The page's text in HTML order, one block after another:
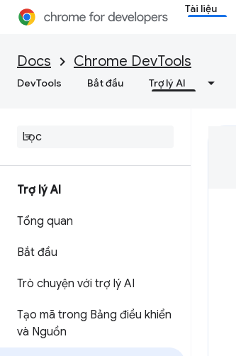
Tài liệu
Docs Chrome DevTools
DevTools Bắt đầu Trợ lý AI
Trợ lý AI
Tổng quan
Bắt đầu
Trò chuyện với trợ lý AI
Tạo mã trong Bảng điều khiển
và Nguồn